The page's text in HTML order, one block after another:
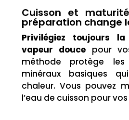
Cuisson et
préparation change
Privilégiez toujours
vapeur douce pour
méthode protège les
minéraux basiques
chaleur. Vous pouvez
l’eau de cuisson pour